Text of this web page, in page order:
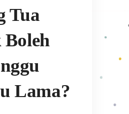
Tua
Lama?